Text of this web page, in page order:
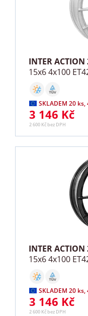
INTER ACTION
15x6 4x100
SKLADEM 20 ks,
3 146 Kč
2 600 Kč bez DPH
INTER ACTION
15x6 4x100
SKLADEM 20 ks,
3 146 Kč
2 600 Kč bez DPH